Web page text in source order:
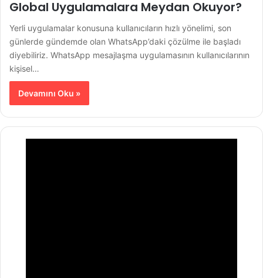
Global Uygulamalara Meydan Okuyor?
Yerli uygulamalar konusuna kullanıcıların hızlı yönelimi, son
günlerde gündemde olan WhatsApp’daki çözülme ile başladı
diyebiliriz. WhatsApp mesajlaşma uygulamasının kullanıcılarının
kişisel…
Devamını Oku »